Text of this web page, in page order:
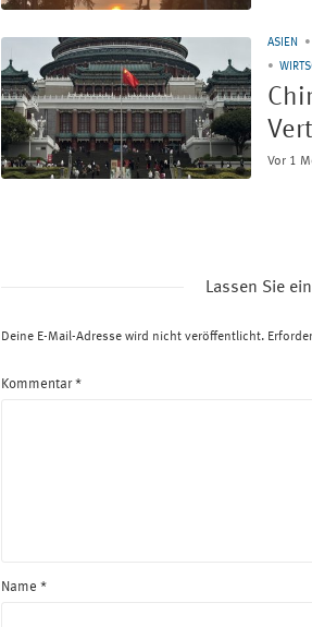
ASIEN
Vor 1
Lassen Sie
Deine E-Mail-Adresse wird nicht veröffentlicht.
Kommentar*
Name *